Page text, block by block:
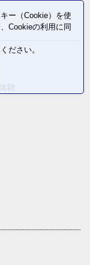
験
ー（Cookie）を使
Cookieの利用に同
ださい。